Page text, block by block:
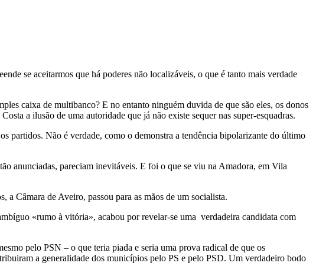
se aceitarmos que há poderes não localizáveis, o que é tanto mais verdade
caixa de multibanco? E no entanto ninguém duvida de que são eles, os donos
a ilusão de uma autoridade que já não existe sequer nas super-esquadras.
partidos. Não é verdade, como o demonstra a tendência bipolarizante do último
anunciadas, pareciam inevitáveis. E foi o que se viu na Amadora, em Vila
Câmara de Aveiro, passou para as mãos de um socialista.
«rumo à vitória», acabou por revelar-se uma verdadeira candidata com
pelo PSN – o que teria piada e seria uma prova radical de que os
a generalidade dos municípios pelo PS e pelo PSD. Um verdadeiro bodo